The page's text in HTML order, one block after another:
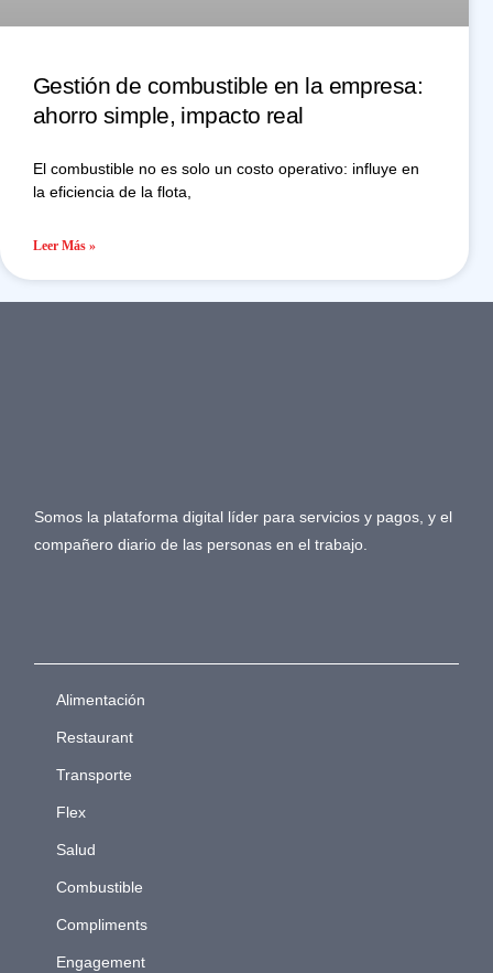
Gestión de combustible en la empresa:
ahorro simple, impacto real
El combustible no es solo un costo operativo: influye en
la eficiencia de la flota,
Leer Más »
Somos la plataforma digital líder para servicios y pagos, y el
compañero diario de las personas en el trabajo.
Alimentación
Restaurant
Transporte
Flex
Salud
Combustible
Compliments
Engagement